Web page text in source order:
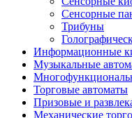
Сенсорные
Трибуны
Информационные
Музыкальные
Торговые автоматы
Призовые и
Механические